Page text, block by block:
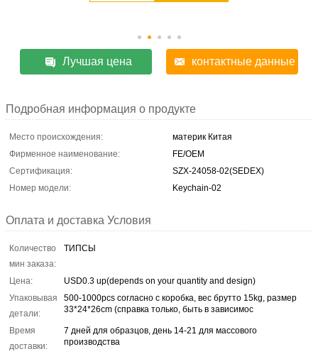
Лучшая цена контактные данные
Подробная информация о продукте
Место происхождения:
материк Китая
Фирменное наименование:
FE/OEM
Сертификация:
SZX-24058-02(SEDEX)
Номер модели:
Keychain-02
Оплата и доставка Условия
Количество
мин заказа:
ТИПСЫ
Цена:
USD0.3 up(depends on your quantity and design)
Упаковывая
детали:
500-1000pcs согласно с коробка, вес брутто 15kg, размер
33*24*26cm (справка только, быть в зависимос
Время
доставки:
7 дней для образцов, день 14-21 для массового
производства